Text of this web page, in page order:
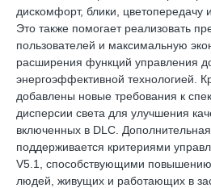
дискомфорт, блики, цветопередачу
Это также помогает реализовать
пользователей и максимальную
расширения функций управления
энергоэффективной технологией.
добавлены новые требования к
дисперсии света для улучшения
включенных в DLC.
поддерживается критериями
V5.1, способствующими повышению
людей, живущих и работающих в